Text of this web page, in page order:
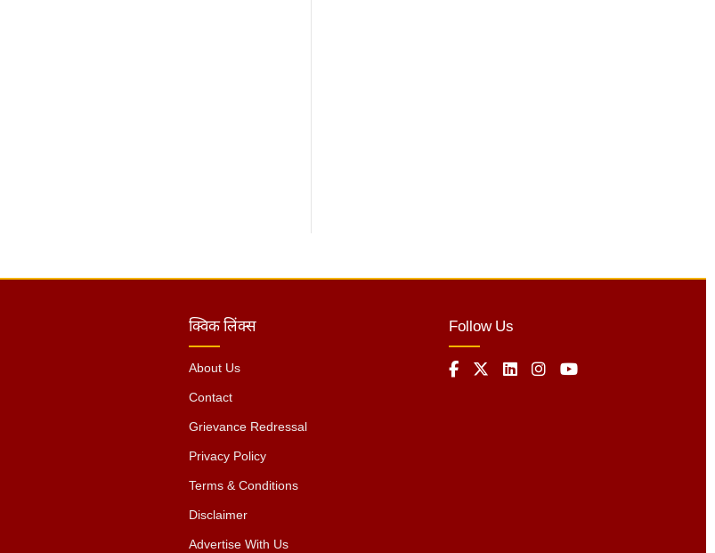
क्विक लिंक्स
About Us
Contact
Grievance Redressal
Privacy Policy
Terms & Conditions
Disclaimer
Advertise With Us
Follow Us